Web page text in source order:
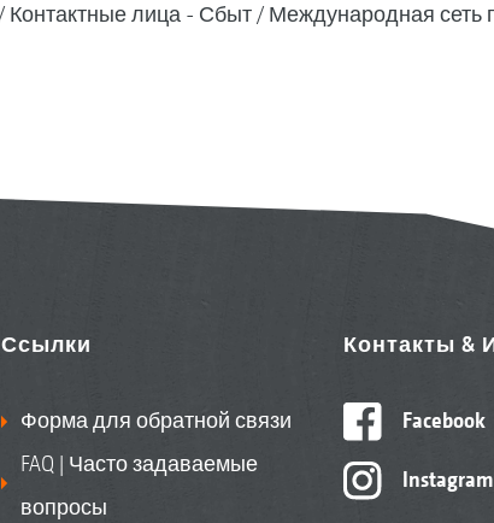
Контактные лица - Сбыт Международная сеть
Ссылки
Форма для обратной связи
FAQ | Часто задаваемые
вопросы
Контакты &
Facebook
Instagram